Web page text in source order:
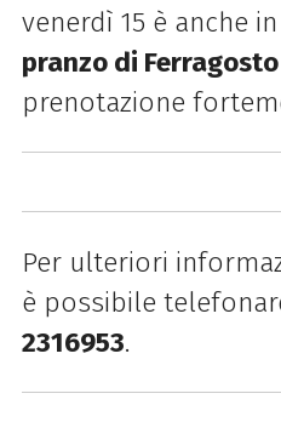
venerdì 15 è anche
pranzo di Ferragosto
prenotazione
Per ulteriori
è possibile
2316953.